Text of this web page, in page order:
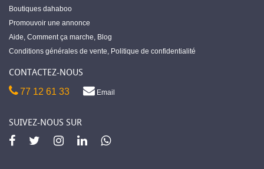
Boutiques dahaboo
Promouvoir une annonce
Aide, Comment ça marche, Blog
Conditions générales de vente, Politique de confidentialité
CONTACTEZ-NOUS
77 12 61 33 Email
SUIVEZ-NOUS SUR